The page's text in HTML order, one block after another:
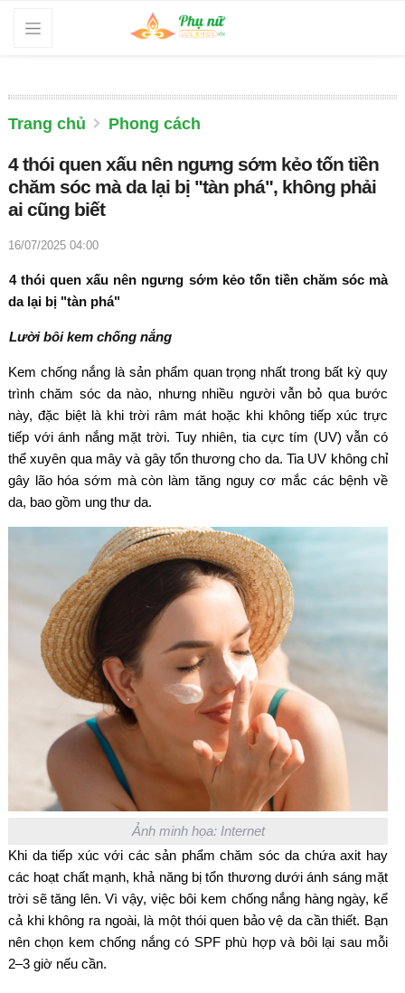
Trang chủ Phong cách
4 thói quen xấu nên ngưng sớm kẻo tốn tiền
chăm sóc mà da lại bị "tàn phá", không phải
ai cũng biết
16/07/2025 04:00
4 thói quen xấu nên ngưng sớm kẻo tốn tiền chăm sóc mà
da lại bị "tàn phá"
Lười bôi kem chống nắng
Kem chống nắng là sản phẩm quan trọng nhất trong bất kỳ quy
trình chăm sóc da nào, nhưng nhiều người vẫn bỏ qua bước
này, đặc biệt là khi trời râm mát hoặc khi không tiếp xúc trực
tiếp với ánh nắng mặt trời. Tuy nhiên, tia cực tím (UV) vẫn có
thể xuyên qua mây và gây tổn thương cho da. Tia UV không chỉ
gây lão hóa sớm mà còn làm tăng nguy cơ mắc các bệnh về
da, bao gồm ung thư da.
Ảnh minh họa: Internet
Khi da tiếp xúc với các sản phẩm chăm sóc da chứa axit hay
các hoạt chất mạnh, khả năng bị tổn thương dưới ánh sáng mặt
trời sẽ tăng lên. Vì vậy, việc bôi kem chống nắng hàng ngày, kể
cả khi không ra ngoài, là một thói quen bảo vệ da cần thiết. Bạn
nên chọn kem chống nắng có SPF phù hợp và bôi lại sau mỗi
2–3 giờ nếu cần.